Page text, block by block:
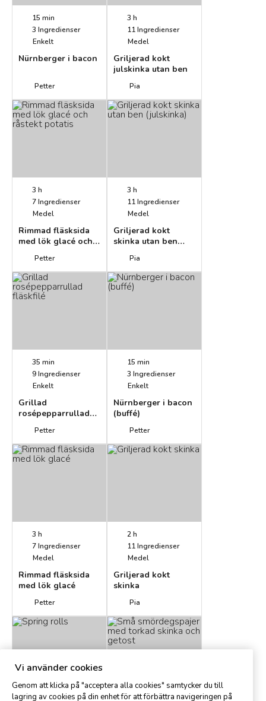
15 min
3 Ingredienser
Enkelt
Nürnberger i bacon
Petter
3 h
11Ingredienser
Medel
Griljerad kokt
julskinka utan ben
Pia
3 h
7Ingredienser
Medel
Rimmad fläsksida
med lök glacé och
Petter
3 h
11Ingredienser
Medel
Griljerad kokt
skinka utan ben
Pia
35 min
9Ingredienser
Enkelt
Grillad
rosépepparrullad
Petter
15 min
3 Ingredienser
Enkelt
Nürnberger i bacon
(buffé)
Petter
3 h
7Ingredienser
Medel
Rimmad fläsksida
med lök glacé
Petter
2 h
11Ingredienser
Medel
Griljerad kokt
skinka
Pia
Vi använder cookies
Genom att klicka på "acceptera alla cookies" samtycker du till
lagring av cookies på din enhet för att förbättra navigeringen på